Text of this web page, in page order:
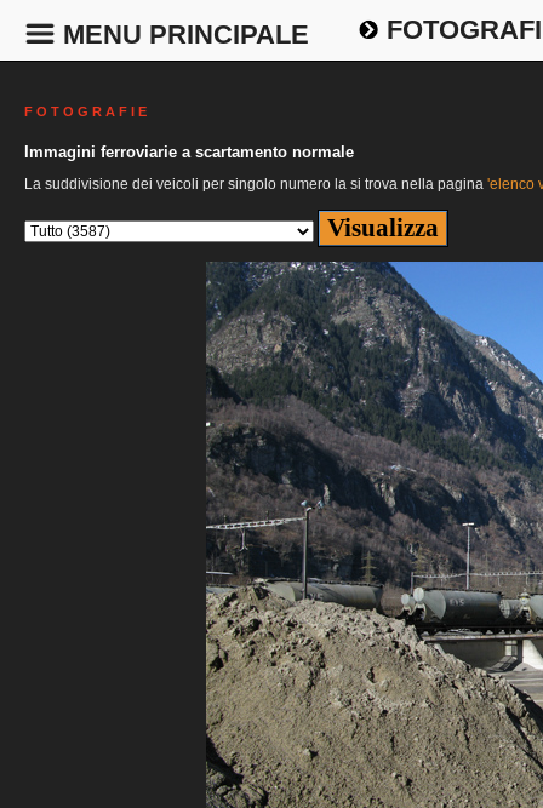
MENU PRINCIPALE
F O T O G R A F I E
Immagini ferroviarie a scartamento normale
La suddivisione dei veicoli per singolo numero la si trova nella pagina 'elenco